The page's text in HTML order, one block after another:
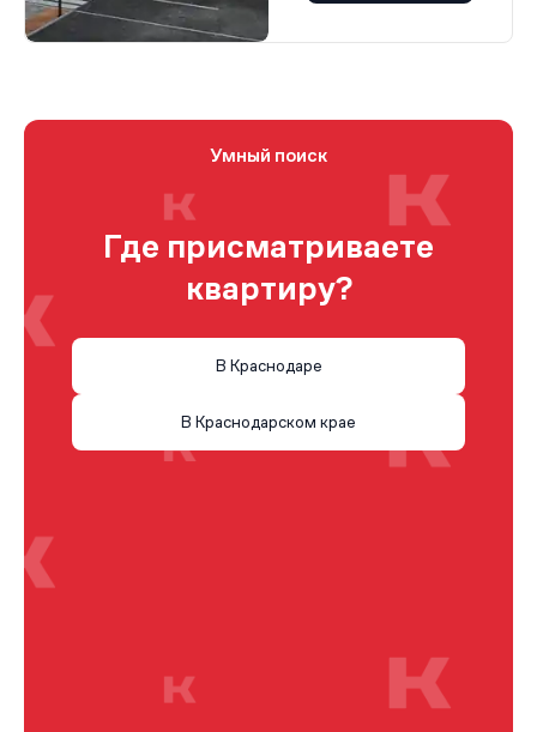
Умный поиск
Где присматриваете
квартиру?
В Краснодаре
В Краснодарском крае